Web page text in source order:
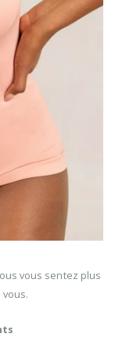
vous sentez plus